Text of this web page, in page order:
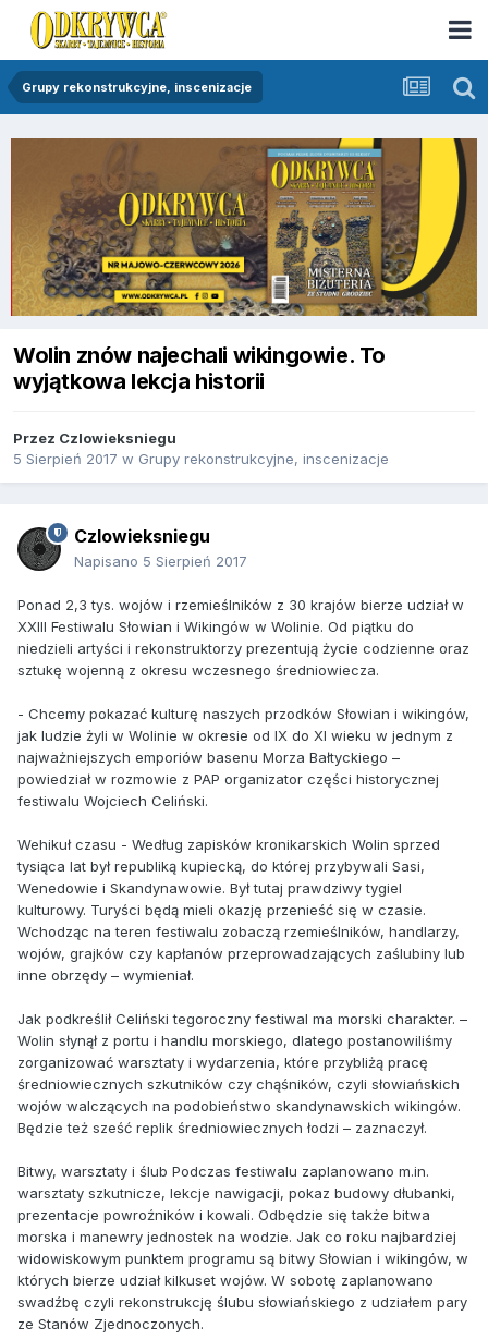
Grupy rekonstrukcyjne, inscenizacje
Wolin znów najechali wikingowie. To
wyjątkowa lekcja historii
Przez Czlowieksniegu
5 Sierpień 2017 w Grupy rekonstrukcyjne, inscenizacje
Czlowieksniegu
Napisano 5 Sierpień 2017
Ponad 2,3 tys. wojów i rzemieślników z 30 krajów bierze udział w
XXIII Festiwalu Słowian i Wikingów w Wolinie. Od piątku do
niedzieli artyści i rekonstruktorzy prezentują życie codzienne oraz
sztukę wojenną z okresu wczesnego średniowiecza.
- Chcemy pokazać kulturę naszych przodków Słowian i wikingów,
jak ludzie żyli w Wolinie w okresie od IX do XI wieku w jednym z
najważniejszych emporiów basenu Morza Bałtyckiego –
powiedział w rozmowie z PAP organizator części historycznej
festiwalu Wojciech Celiński.
Wehikuł czasu - Według zapisków kronikarskich Wolin sprzed
tysiąca lat był republiką kupiecką, do której przybywali Sasi,
Wenedowie i Skandynawowie. Był tutaj prawdziwy tygiel
kulturowy. Turyści będą mieli okazję przenieść się w czasie.
Wchodząc na teren festiwalu zobaczą rzemieślników, handlarzy,
wojów, grajków czy kapłanów przeprowadzających zaślubiny lub
inne obrzędy – wymieniał.
Jak podkreślił Celiński tegoroczny festiwal ma morski charakter. –
Wolin słynął z portu i handlu morskiego, dlatego postanowiliśmy
zorganizować warsztaty i wydarzenia, które przybliżą pracę
średniowiecznych szkutników czy chąśników, czyli słowiańskich
wojów walczących na podobieństwo skandynawskich wikingów.
Będzie też sześć replik średniowiecznych łodzi – zaznaczył.
Bitwy, warsztaty i ślub Podczas festiwalu zaplanowano m.in.
warsztaty szkutnicze, lekcje nawigacji, pokaz budowy dłubanki,
prezentacje powroźników i kowali. Odbędzie się także bitwa
morska i manewry jednostek na wodzie. Jak co roku najbardziej
widowiskowym punktem programu są bitwy Słowian i wikingów, w
których bierze udział kilkuset wojów. W sobotę zaplanowano
swadźbę czyli rekonstrukcję ślubu słowiańskiego z udziałem pary
ze Stanów Zjednoczonych.